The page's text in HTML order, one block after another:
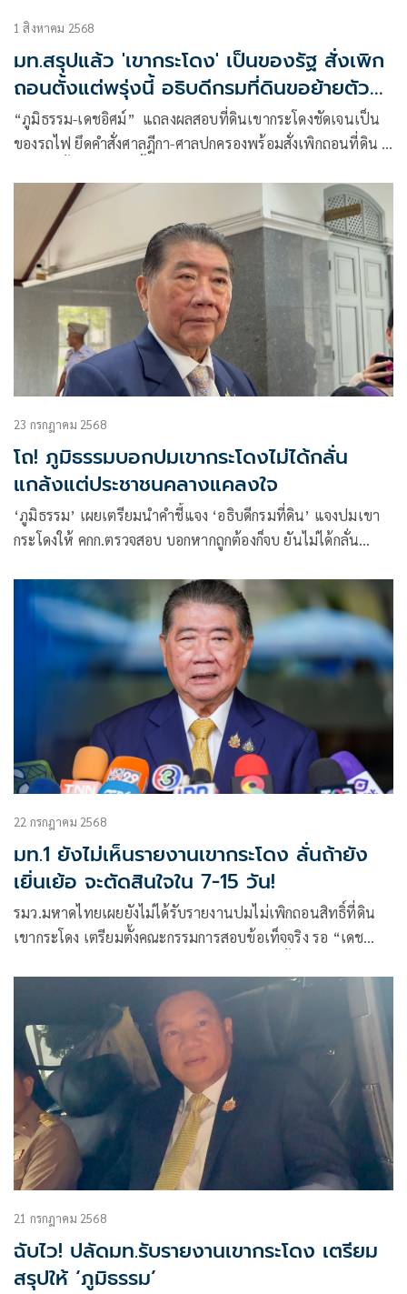
1 สิงหาคม 2568
มท.สรุปแล้ว 'เขากระโดง' เป็นของรัฐ สั่งเพิก
ถอนตั้งแต่พรุ่งนี้ อธิบดีกรมที่ดินขอย้ายตัว
เอง!
“ภูมิธรรม​-​เดชอิศม์​” แถลงผลสอบที่ดินเขากระโดง​ชัดเจนเป็น
ของรถไฟ ยึดคำสั่งศาลฎีกา-ศาลปกครองพร้อมสั่งเพิกถอนที่ดิน
ที่ดินโดยชอบให้ฟ้องเรียกเสียหาย​ -​มีแนวทางเยียวยา ลั่น​ ไม่ใช่
เกมไล่บี้ทางการเมืองฝ่ายสีน้ำเงิน ​ ขณะที่​ “พรพจน์ เพ็ญพาส”
ขอย้ายพ้นอธิบดีกรมที่ดิน​แล้ว ขณะที่กก.ฝ่ายดีเอสไอยันมี พระ
ราชกฤษฎีก
23 กรกฎาคม 2568
โถ! ภูมิธรรมบอกปมเขากระโดงไม่ได้กลั่น
แกล้งแต่ประชาชนคลางแคลงใจ
‘ภูมิธรรม’ เผยเตรียมนำคำชี้แจง ‘อธิบดีกรมที่ดิน’ แจงปมเขา
กระโดงให้ คกก.ตรวจสอบ บอกหากถูกต้องก็จบ ยันไม่ได้กลั่น
22 กรกฎาคม 2568
มท.1 ยังไม่เห็นรายงานเขากระโดง ลั่นถ้ายัง
เยิ่นเย้อ จะตัดสินใจใน 7-15 วัน!
รมว.มหาดไทยเผยยังไม่ได้รับรายงานปมไม่เพิกถอนสิทธิ์ที่ดิน
เขากระโดง เตรียมตั้งคณะกรรมการสอบข้อเท็จจริง รอ “เดช
21 กรกฎาคม 2568
ฉับไว! ปลัดมท.รับรายงานเขากระโดง เตรียม
สรุปให้ ‘ภูมิธรรม’